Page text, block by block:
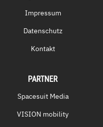
Impressum
Datenschutz
Kontakt
PARTNER
Spacesuit Media
VISION mobility